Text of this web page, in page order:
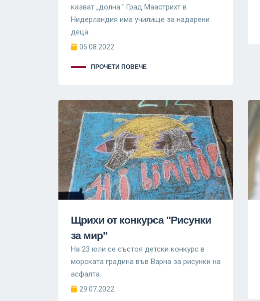
казват „долна.“ Град Маастрихт в
Нидерландия има училище за надарени
деца.
05.08.2022
ПРОЧЕТИ ПОВЕЧЕ
Щрихи от конкурса "Рисунки
за мир"
На 23 юли се състоя детски конкурс в
морската градина във Варна за рисунки на
асфалта.
29.07.2022